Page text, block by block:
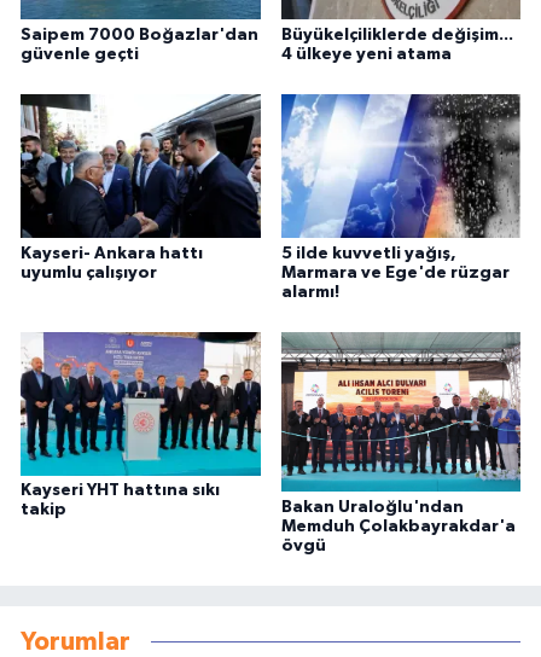
Saipem 7000 Boğazlar'dan
güvenle geçti
Büyükelçiliklerde değişim...
4 ülkeye yeni atama
Kayseri- Ankara hattı
uyumlu çalışıyor
5 ilde kuvvetli yağış,
Marmara ve Ege'de rüzgar
alarmı!
Kayseri YHT hattına sıkı
takip
Bakan Uraloğlu'ndan
Memduh Çolakbayrakdar'a
övgü
Yorumlar